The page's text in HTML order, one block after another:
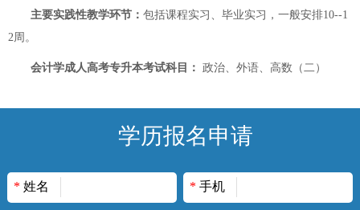
主要实践性教学环节： 包括课程实习、毕业实习，一般安排10--1
2周。
会计学成人高考专升本考试科目： 政治、外语、高数（二）
学历报名申请
* 姓名 * 手机